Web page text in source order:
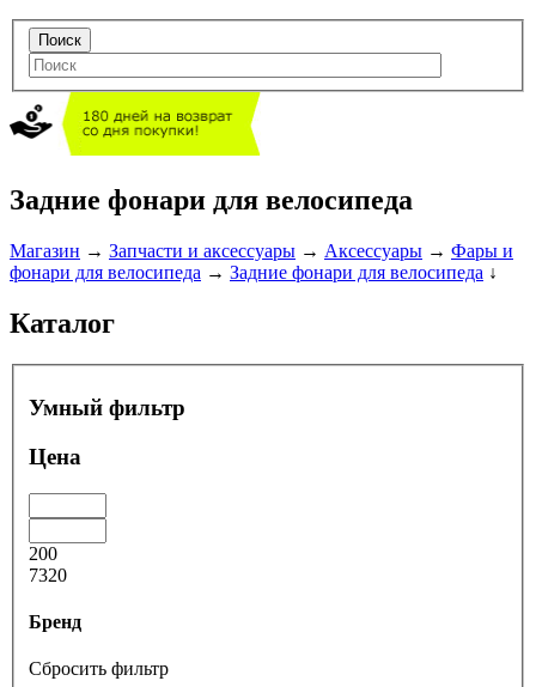
Задние фонари для велосипеда
Магазин → Запчасти и аксессуары → Аксессуары → Фары и
фонари для велосипеда → Задние фонари для велосипеда ↓
Каталог
Умный фильтр
Цена
200
7320
Бренд
Сбросить фильтр